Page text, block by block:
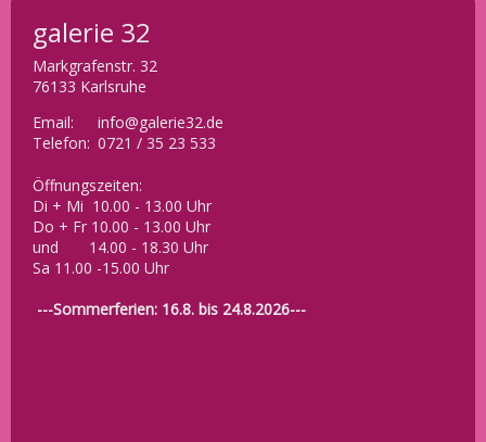
galerie 32
Markgrafenstr. 32
76133 Karlsruhe
Email:
info@galerie32.de
Telefon: 0721 / 35 23 533
Öffnungszeiten:
Di + Mi 10.00 - 13.00 Uhr
Do + Fr 10.00 - 13.00 Uhr
und 14.00 - 18.30 Uhr
Sa 11.00 -15.00 Uhr
---Sommerferien: 16.8. bis 24.8.2026---